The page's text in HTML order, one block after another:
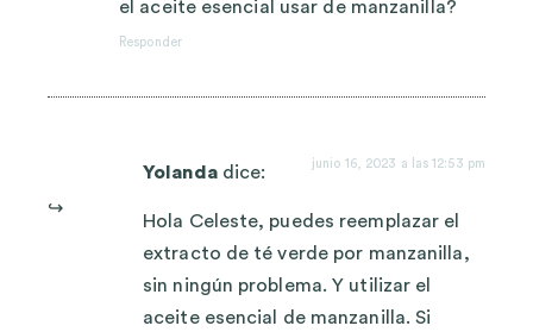
el aceite esencial usar de manzanilla?
Responder
Yolanda dice: junio 16, 2023 a las 12:53 pm
Hola Celeste, puedes reemplazar el
extracto de té verde por manzanilla,
sin ningún problema. Y utilizar el
aceite esencial de manzanilla. Si